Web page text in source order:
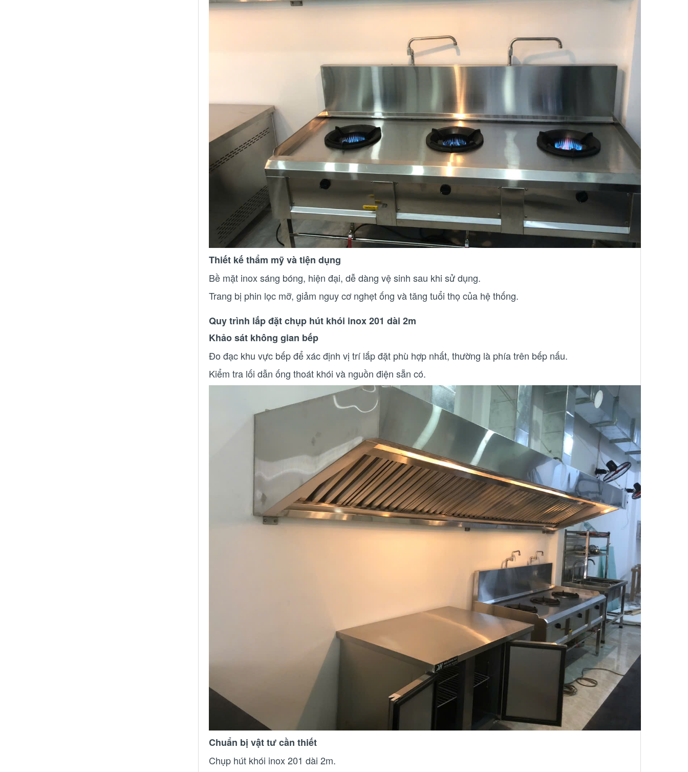
Thiết kế thẩm mỹ và tiện dụng
Bề mặt inox sáng bóng, hiện đại, dễ dàng vệ sinh sau khi sử dụng.
Trang bị phin lọc mỡ, giảm nguy cơ nghẹt ống và tăng tuổi thọ của hệ thống.
Quy trình lắp đặt chụp hút khói inox 201 dài 2m
Khảo sát không gian bếp
Đo đạc khu vực bếp để xác định vị trí lắp đặt phù hợp nhất, thường là phía trên bếp nấu.
Kiểm tra lối dẫn ống thoát khói và nguồn điện sẵn có.
Chuẩn bị vật tư cần thiết
Chụp hút khói inox 201 dài 2m.